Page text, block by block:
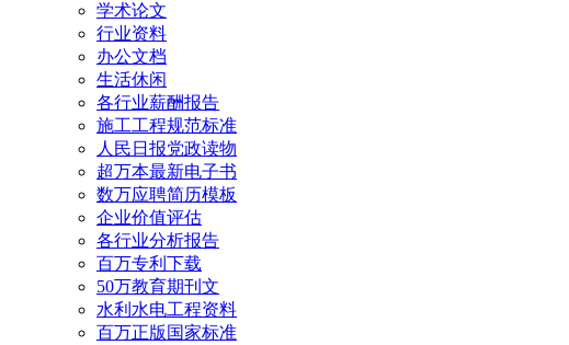
学术论文
行业资料
办公文档
生活休闲
各行业薪酬报告
施工工程规范标准
人民日报党政读物
超万本最新电子书
数万应聘简历模板
企业价值评估
各行业分析报告
百万专利下载
50万教育期刊文
水利水电工程资料
百万正版国家标准